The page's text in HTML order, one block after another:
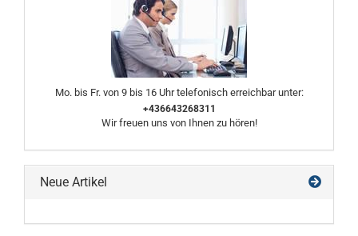
Mo. bis Fr. von 9 bis 16 Uhr telefonisch erreichbar unter:
+436643268311
Wir freuen uns von Ihnen zu hören!
Neue Artikel